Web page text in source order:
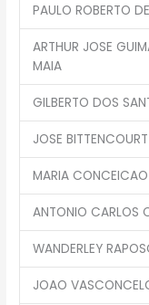
PAULO ROBERTO
ARTHUR JOSE
MAIA
GILBERTO DOS
JOSE
MARIA
ANTONIO CARLOS
WANDERLEY
JOAO